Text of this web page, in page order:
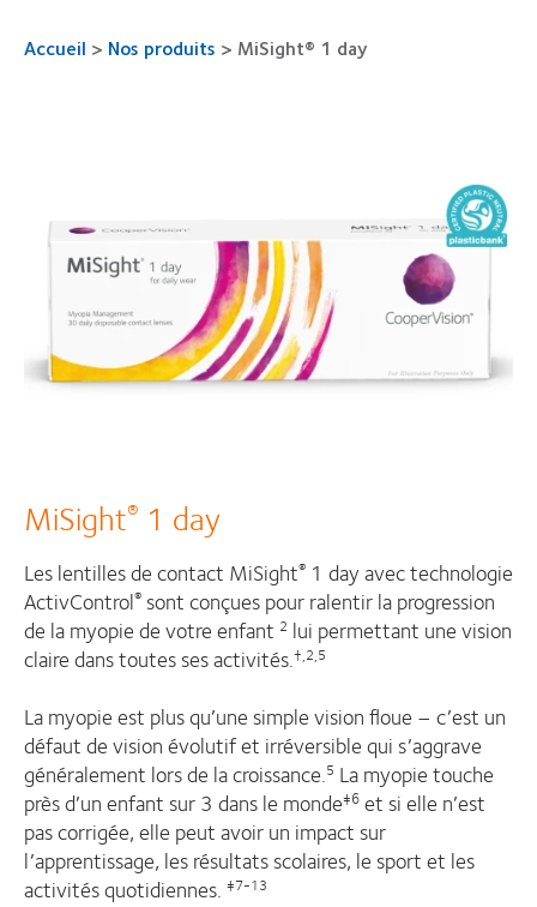
Accueil > Nos produits > MiSight® 1 day
MiSight® 1 day
Les lentilles de contact MiSight® 1 day avec technologie
ActivControl® sont conçues pour ralentir la progression
de la myopie de votre enfant 2 lui permettant une vision
claire dans toutes ses activités.†,2,5
La myopie est plus qu’une simple vision floue – c’est un
défaut de vision évolutif et irréversible qui s’aggrave
généralement lors de la croissance.5 La myopie touche
près d’un enfant sur 3 dans le monde‡6 et si elle n’est
pas corrigée, elle peut avoir un impact sur
l’apprentissage, les résultats scolaires, le sport et les
activités quotidiennes. ‡7-13